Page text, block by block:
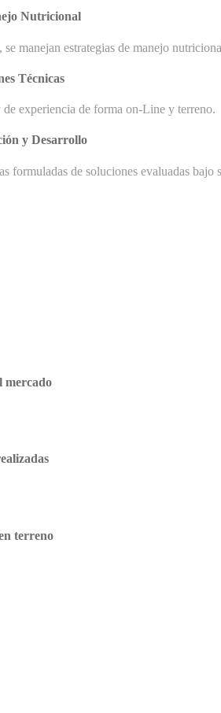
Nutricional
manejan estrategias de manejo
Técnicas
experiencia de forma on-Line y terreno.
y Desarrollo
formuladas de soluciones evaluadas bajo
mercado
terreno